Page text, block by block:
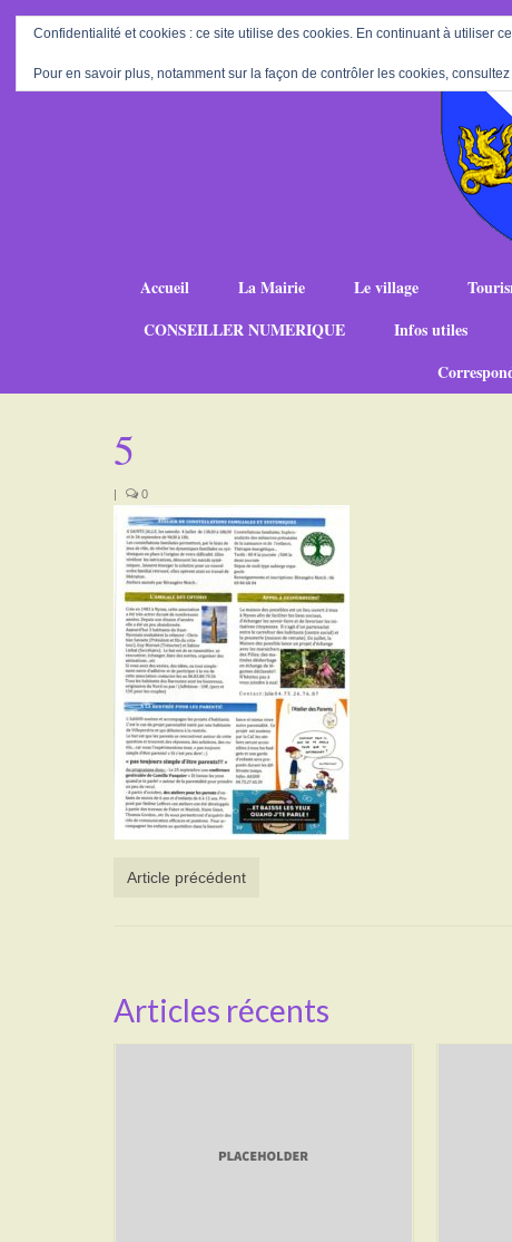
Accueil La Mairie Le village
CONSEILLER NUMERIQUE
Infos utiles
5
| 0
Article précédent
Articles récents
Confidentialité et cookies : ce site utilise des cookies. En continuant à utiliser
Pour en savoir plus, notamment sur la façon de contrôler les cookies, consultez